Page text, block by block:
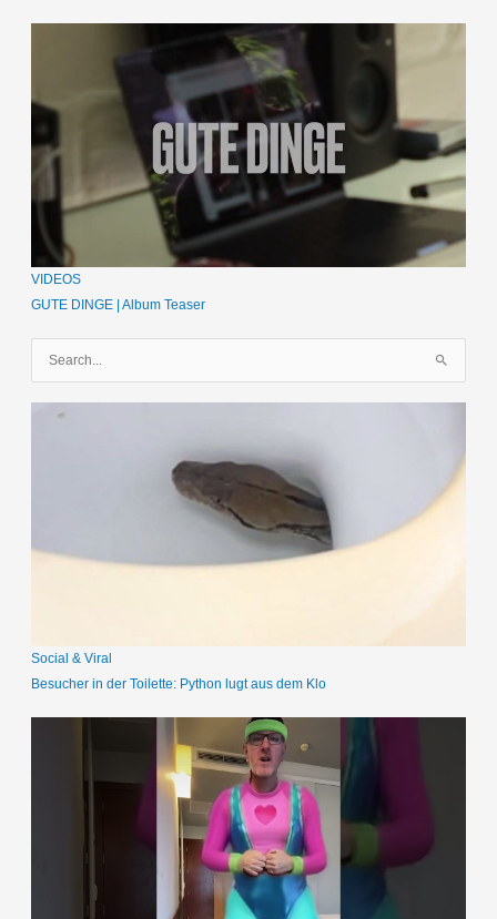
VIDEOS
GUTE DINGE | Album Teaser
c
c
Social & Viral
Besucher in der Toilette: Python lugt aus dem Klo